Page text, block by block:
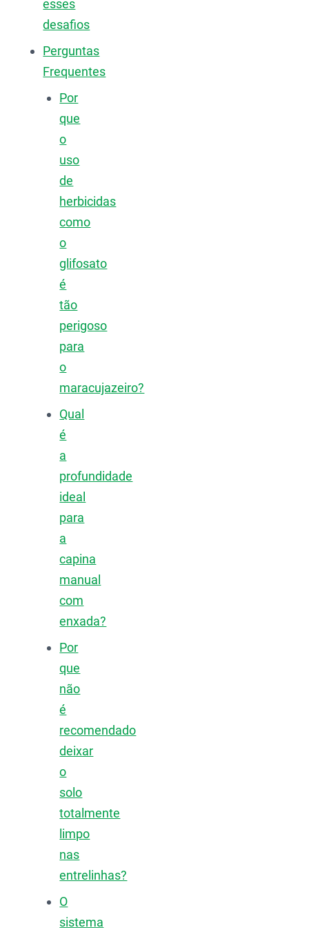
esses
desafios
Perguntas
Frequentes
Por
que
o
uso
de
herbicidas
como
o
glifosato
é
tão
perigoso
para
o
maracujazeiro?
Qual
é
a
profundidade
ideal
para
a
capina
manual
com
enxada?
Por
que
não
é
recomendado
deixar
o
solo
totalmente
limpo
nas
entrelinhas?
O
sistema